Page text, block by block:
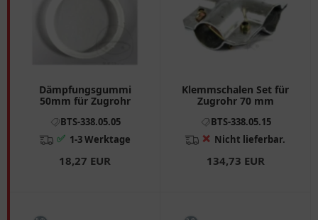
Dämpfungsgummi
50mm für Zugrohr
BTS-338.05.05
✅ 1-3 Werktage
18,27 EUR
Klemmschalen Set für
Zugrohr 70 mm
BTS-338.05.15
❌ Nicht lieferbar.
134,73 EUR